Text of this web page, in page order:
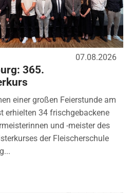
07.08.2026
365.
einer großen Feierstunde am
erhielten 34 frischgebackene
und -meister des
der Fleischerschule